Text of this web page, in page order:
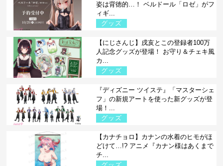
姿は背徳的…！ ベルドール「ロゼ」がフ
ィギ...
グッズ
【にじさんじ】戌亥とこの登録者100万
人記念グッズが登場！ お守り＆チェキ風
カ...
グッズ
『ディズニー ツイステ』「マスターシェ
フ」の新規アートを使った新グッズが登
場！...
グッズ
【カナチョロ】カナンの水着のヒモがほ
どけて…!? アニメ『カナン様はあくまで
チ...